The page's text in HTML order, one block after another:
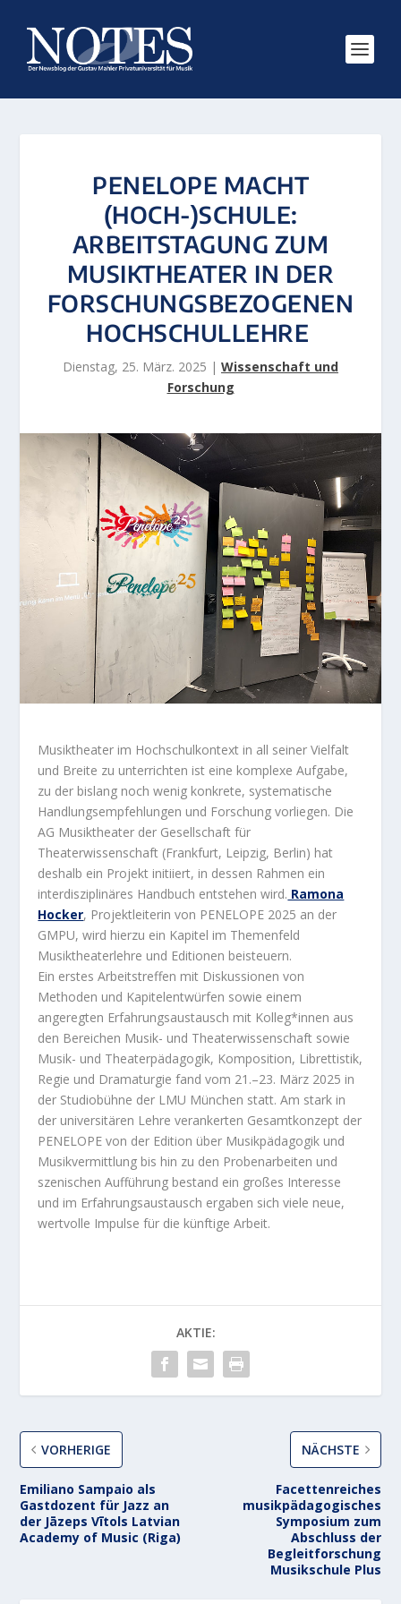
PENELOPE MACHT
(HOCH-)SCHULE:
ARBEITSTAGUNG ZUM
MUSIKTHEATER IN DER
FORSCHUNGSBEZOGENEN
HOCHSCHULLEHRE
Dienstag, 25. März. 2025 | Wissenschaft und
Forschung
Musiktheater im Hochschulkontext in all seiner Vielfalt
und Breite zu unterrichten ist eine komplexe Aufgabe,
zu der bislang noch wenig konkrete, systematische
Handlungsempfehlungen und Forschung vorliegen. Die
AG Musiktheater der Gesellschaft für
Theaterwissenschaft (Frankfurt, Leipzig, Berlin) hat
deshalb ein Projekt initiiert, in dessen Rahmen ein
interdisziplinäres Handbuch entstehen wird. Ramona
Hocker, Projektleiterin von PENELOPE 2025 an der
GMPU, wird hierzu ein Kapitel im Themenfeld
Musiktheaterlehre und Editionen beisteuern.
Ein erstes Arbeitstreffen mit Diskussionen von
Methoden und Kapitelentwürfen sowie einem
angeregten Erfahrungsaustausch mit Kolleg*innen aus
den Bereichen Musik- und Theaterwissenschaft sowie
Musik- und Theaterpädagogik, Komposition, Librettistik,
Regie und Dramaturgie fand vom 21.–23. März 2025 in
der Studiobühne der LMU München statt. Am stark in
der universitären Lehre verankerten Gesamtkonzept der
PENELOPE von der Edition über Musikpädagogik und
Musikvermittlung bis hin zu den Probenarbeiten und
szenischen Aufführung bestand ein großes Interesse
und im Erfahrungsaustausch ergaben sich viele neue,
wertvolle Impulse für die künftige Arbeit.
AKTIE:
VORHERIGE
Emiliano Sampaio als
Gastdozent für Jazz an
der Jāzeps Vītols Latvian
Academy of Music (Riga)
NÄCHSTE
Facettenreiches
musikpädagogisches
Symposium zum
Abschluss der
Begleitforschung
Musikschule Plus